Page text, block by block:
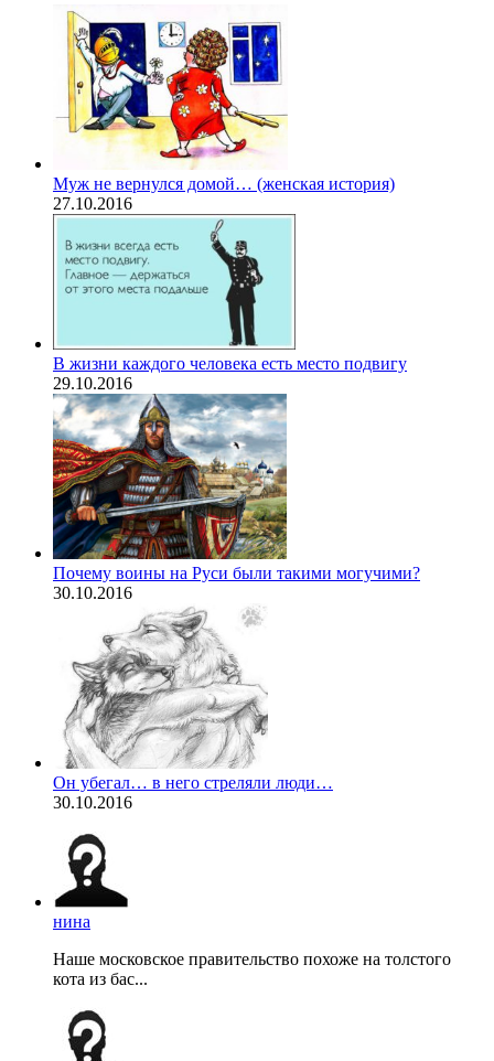
Муж не вернулся домой… (женская история)
27.10.2016
В жизни каждого человека есть место подвигу
29.10.2016
Почему воины на Руси были такими могучими?
30.10.2016
Он убегал… в него стреляли люди…
30.10.2016
нина
Наше московское правительство похоже на толстого
кота из бас...